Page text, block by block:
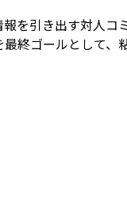
を引き出す対人
終ゴールとして、